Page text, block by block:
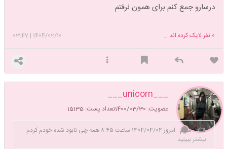
درسارو جمع کنم برای همون نرفتم
1404/02/10
|
03:47 0 نفر لایک کرده اند ...
___unicorn___
عضویت: 1400/03/30 تعداد پست: 15135
🙂
‌سلام...امروز 1404/04/04 ساعت ۸:۴۵ همه چی نابود شده خودم کردم
بیشتر ببینید